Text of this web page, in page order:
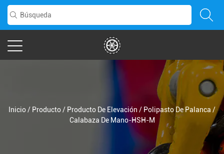
Inicio/ Producto/ Producto De Elevación / Polipasto De Palanca /
Calabaza De Mano-HSH-M